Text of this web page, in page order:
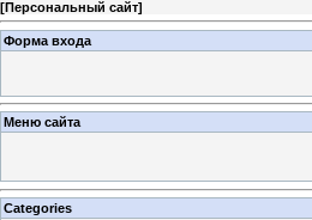
[Персональный сайт]
Форма входа
Меню сайта
Categories